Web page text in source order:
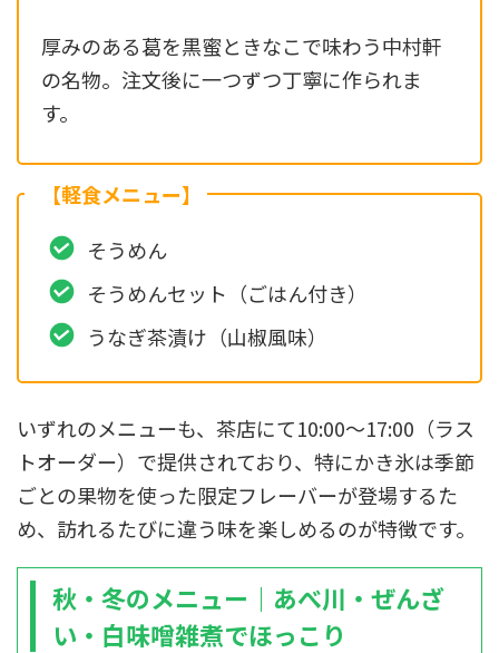
厚みのある葛を黒蜜ときなこで味わう中村軒
の名物。注文後に一つずつ丁寧に作られま
す。
【軽食メニュー】
そうめん
そうめんセット（ごはん付き）
うなぎ茶漬け（山椒風味）
いずれのメニューも、茶店にて10:00〜17:00（ラス
トオーダー）で提供されており、特にかき氷は季節
ごとの果物を使った限定フレーバーが登場するた
め、訪れるたびに違う味を楽しめるのが特徴です。
秋・冬のメニュー｜あべ川・ぜんざ
い・白味噌雑煮でほっこり